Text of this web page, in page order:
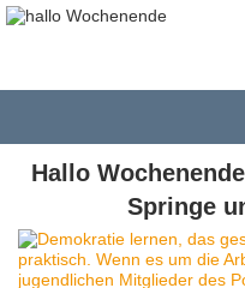
Hallo
Springe